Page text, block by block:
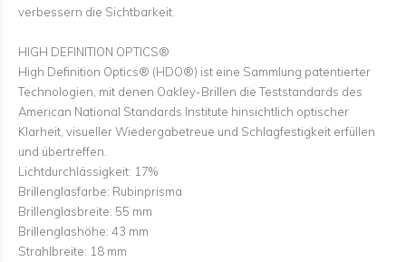
verbessern die Sichtbarkeit.
HIGH DEFINITION OPTICS®
High Definition Optics® (HDO®) ist eine Sammlung patentierter
Technologien, mit denen Oakley-Brillen die Teststandards des
American National Standards Institute hinsichtlich optischer
Klarheit, visueller Wiedergabetreue und Schlagfestigkeit erfüllen
und übertreffen.
Lichtdurchlässigkeit: 17%
Brillenglasfarbe: Rubinprisma
Brillenglasbreite: 55 mm
Brillenglashöhe: 43 mm
Strahlbreite: 18 mm